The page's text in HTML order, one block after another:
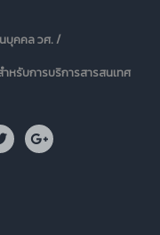
บุคคล วศ. /
หรับการบริการสารสนเทศ